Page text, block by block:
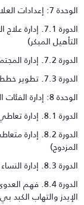
العلاج وإعادة التأهيل
الدورة 7.1.
المبكر)
المجتمعات العلاجية والمؤسسات المتوسطة
تطوير خطط الرعاية المجتمعية
8: إدارة الفئات الخاصة
تعاطي المخدرات لدى المراهقين
الدورة 8.2.
النساء مع الإدمان والأم المدمنة وأطفالهن
الدورة 8.4. فهم
والتهاب الكبد